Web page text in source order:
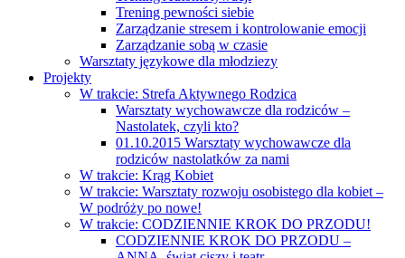
Trening pewności siebie
Zarządzanie stresem i kontrolowanie emocji
Zarządzanie sobą w czasie
Warsztaty językowe dla młodziezy
Projekty
W trakcie: Strefa Aktywnego Rodzica
Warsztaty wychowawcze dla rodziców –
Nastolatek, czyli kto?
01.10.2015 Warsztaty wychowawcze dla
rodziców nastolatków za nami
W trakcie: Krąg Kobiet
W trakcie: Warsztaty rozwoju osobistego dla kobiet –
W podróży po nowe!
W trakcie: CODZIENNIE KROK DO PRZODU!
CODZIENNIE KROK DO PRZODU –